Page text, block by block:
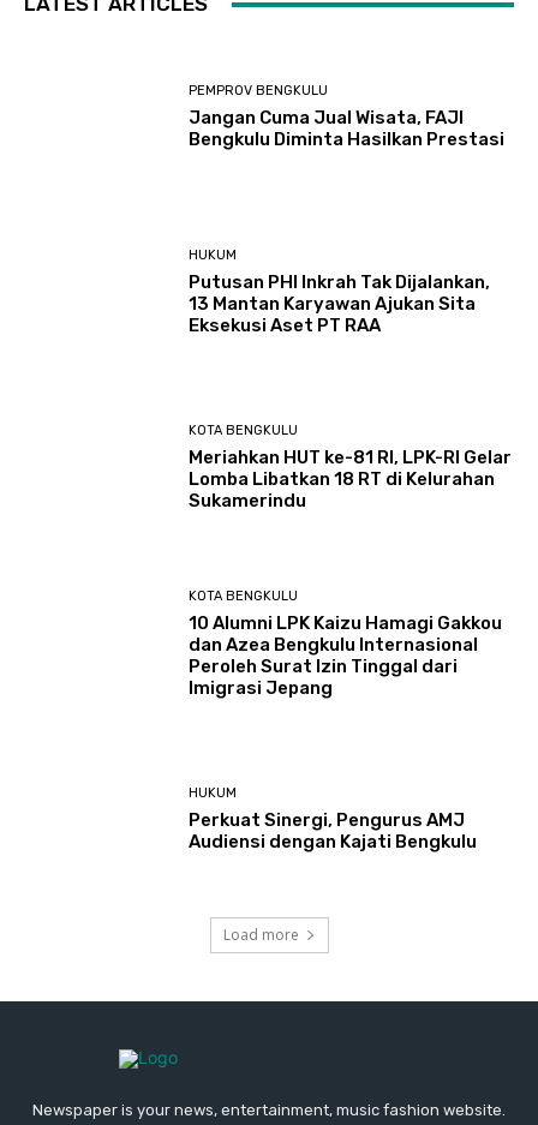
PEMPROV BENGKULU
Jangan Cuma Jual Wisata, FAJI
Bengkulu Diminta Hasilkan Prestasi
HUKUM
Putusan PHI Inkrah Tak Dijalankan,
13 Mantan Karyawan Ajukan Sita
Eksekusi Aset PT RAA
KOTA BENGKULU
Meriahkan HUT ke-81 RI, LPK-RI Gelar
Lomba Libatkan 18 RT di Kelurahan
Sukamerindu
KOTA BENGKULU
‎10 Alumni LPK Kaizu Hamagi Gakkou
dan Azea Bengkulu Internasional
Peroleh Surat Izin Tinggal dari
Imigrasi Jepang
HUKUM
Perkuat Sinergi, Pengurus AMJ
Audiensi dengan Kajati Bengkulu
Load more
Newspaper is your news, entertainment, music fashion website.